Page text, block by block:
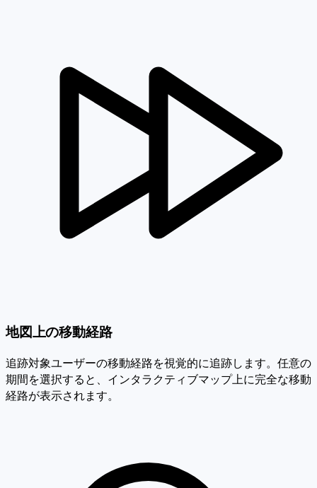
地図上の移動経路
追跡対象ユーザーの移動経路を視覚的に追跡します。任意の
期間を選択すると、インタラクティブマップ上に完全な移動
経路が表示されます。